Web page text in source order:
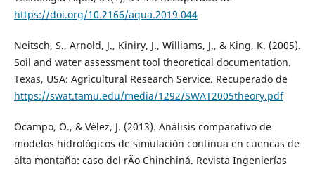
https://doi.org/10.2166/aqua.2019.044
Neitsch, S., Arnold, J., Kiniry, J., Williams, J., & King, K. (2005).
Soil and water assessment tool theoretical documentation.
Texas, USA: Agricultural Research Service. Recuperado de
https://swat.tamu.edu/media/1292/SWAT2005theory.pdf
Ocampo, O., & Vélez, J. (2013). Análisis comparativo de
modelos hidrológicos de simulación continua en cuencas de
alta montaña: caso del rÃ­o Chinchiná. Revista Ingenierías